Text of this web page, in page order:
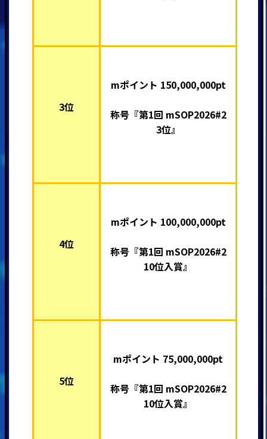
3位
mポイント 150,000,000pt
称号『第1回 mSOP2026#2
3位』
4位
mポイント 100,000,000pt
称号『第1回 mSOP2026#2
10位入賞』
5位
mポイント 75,000,000pt
称号『第1回 mSOP2026#2
10位入賞』